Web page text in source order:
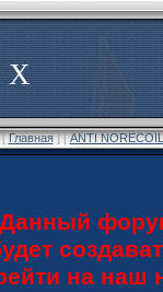
X
[Главная] [ANTI
на